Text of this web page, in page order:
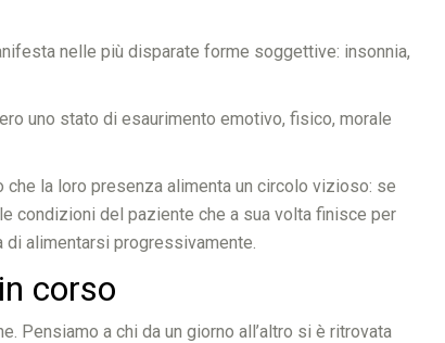
nelle più disparate forme soggettive: insonnia,
uno stato di esaurimento emotivo, fisico, morale
la loro presenza alimenta un circolo vizioso: se
condizioni del paziente che a sua volta finisce per
alimentarsi progressivamente.
corso
Pensiamo a chi da un giorno all’altro si è ritrovata